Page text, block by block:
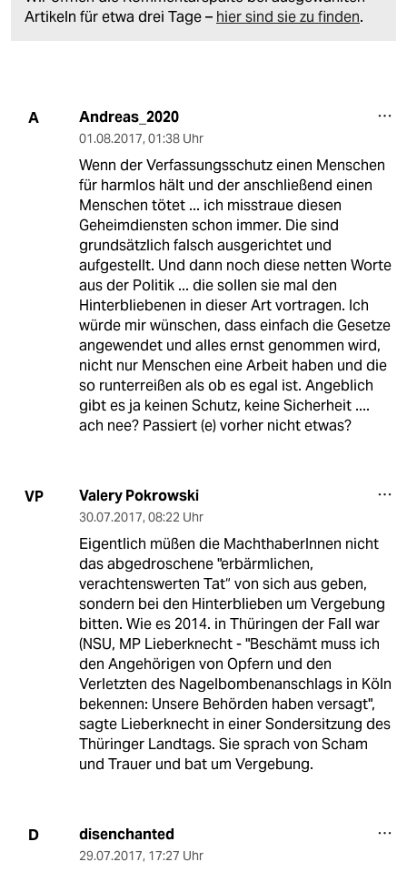
Artikeln für etwa drei Tage – hier sind sie zu finden.
A Andreas_2020
01.08.2017, 01:38 Uhr
Wenn der Verfassungsschutz einen Menschen
für harmlos hält und der anschließend einen
Menschen tötet ... ich misstraue diesen
Geheimdiensten schon immer. Die sind
grundsätzlich falsch ausgerichtet und
aufgestellt. Und dann noch diese netten Worte
aus der Politik ... die sollen sie mal den
Hinterbliebenen in dieser Art vortragen. Ich
würde mir wünschen, dass einfach die Gesetze
angewendet und alles ernst genommen wird,
nicht nur Menschen eine Arbeit haben und die
so runterreißen als ob es egal ist. Angeblich
gibt es ja keinen Schutz, keine Sicherheit ....
ach nee? Passiert (e) vorher nicht etwas?
VP Valery Pokrowski
30.07.2017, 08:22 Uhr
Eigentlich müßen die MachthaberInnen nicht
das abgedroschene "erbärmlichen,
verachtenswerten Tat“ von sich aus geben,
sondern bei den Hinterblieben um Vergebung
bitten. Wie es 2014. in Thüringen der Fall war
(NSU, MP Lieberknecht - "Beschämt muss ich
den Angehörigen von Opfern und den
Verletzten des Nagelbombenanschlags in Köln
bekennen: Unsere Behörden haben versagt",
sagte Lieberknecht in einer Sondersitzung des
Thüringer Landtags. Sie sprach von Scham
und Trauer und bat um Vergebung.
D disenchanted
29.07.2017, 17:27 Uhr